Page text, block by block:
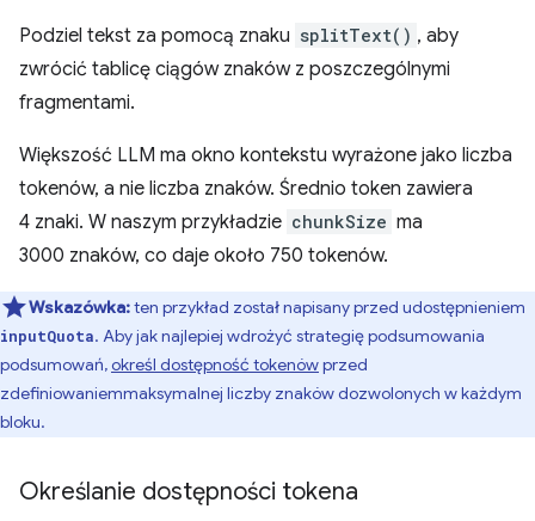
Podziel tekst za pomocą znaku splitText() , aby
zwrócić tablicę ciągów znaków z poszczególnymi
fragmentami.
Większość LLM ma okno kontekstu wyrażone jako liczba
tokenów, a nie liczba znaków. Średnio token zawiera
4 znaki. W naszym przykładzie chunkSize ma
3000 znaków, co daje około 750 tokenów.
Wskazówka:ten przykład został napisany przed udostępnieniem
inputQuota. Aby jak najlepiej wdrożyć strategię podsumowania
podsumowań,określ dostępność tokenówprzed
zdefiniowaniemmaksymalnej liczby znaków dozwolonych w każdym
bloku.
Określanie dostępności tokena